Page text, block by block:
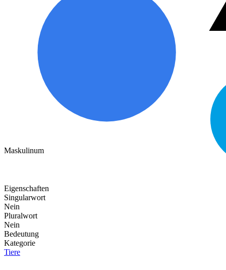
Maskulinum
Eigenschaften
Singularwort
Nein
Pluralwort
Nein
Bedeutung
Kategorie
Tiere